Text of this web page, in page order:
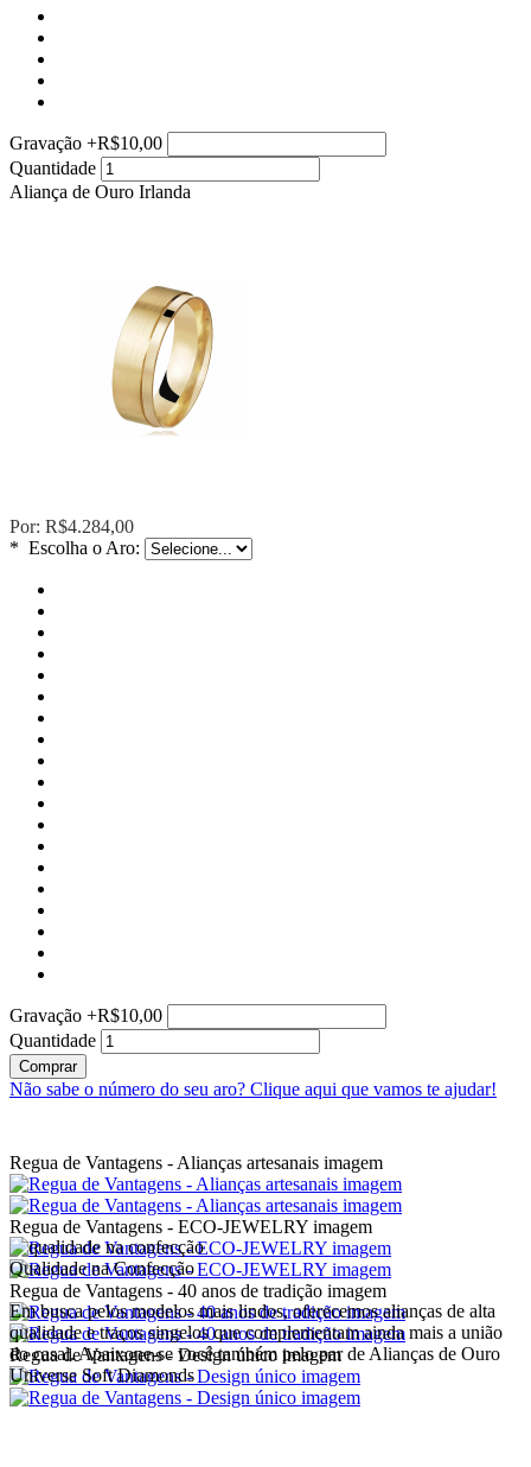
Gravação +R$10,00
Quantidade
Aliança de Ouro Irlanda
Por: R$4.284,00
* Escolha o Aro:
Gravação +R$10,00
Quantidade
Comprar
Não sabe o número do seu aro? Clique aqui que vamos te ajudar!
Regua de Vantagens - Alianças artesanais imagem
Regua de Vantagens - ECO-JEWELRY imagem
Regua de Vantagens - 40 anos de tradição imagem
Regua de Vantagens - Design único imagem
Qualidade na Confecção
Em busca pelos modelos mais lindos, oferecemos alianças de alta
qualidade e traços singelos que complementam ainda mais a união
do casal. Apaixone-se você também pelo par de Alianças de Ouro
Universe Soft Diamonds